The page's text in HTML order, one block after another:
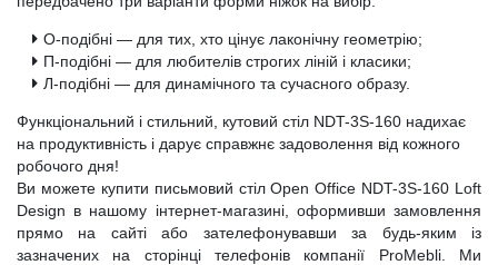
О-подібні — для тих, хто цінує лаконічну геометрію;
П-подібні — для любителів строгих ліній і класики;
Л-подібні — для динамічного та сучасного образу.
Функціональний і стильний, кутовий стіл NDT-3S-160 надихає
на продуктивність і дарує справжнє задоволення від кожного
робочого дня!
Ви можете купити письмовий стіл Open Office NDT-3S-160 Loft
Design в нашому інтернет-магазині, оформивши замовлення
прямо на сайті або зателефонувавши за будь-яким із
зазначених на сторінці телефонів компанії ProMebli. Ми